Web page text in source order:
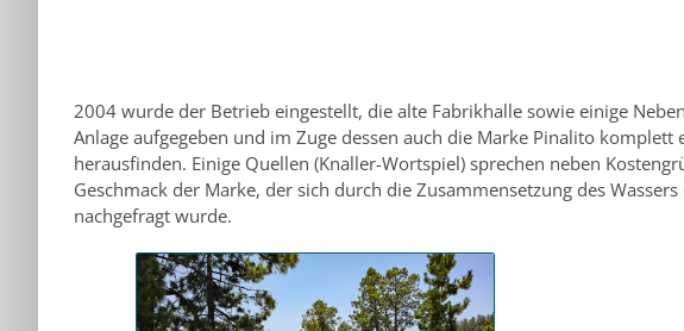
2004 wurde der Betrieb eingestellt, die alte Fabrikhalle sowie einige
Anlage aufgegeben und im Zuge dessen auch die Marke Pinalito
herausfinden. Einige Quellen (Knaller-Wortspiel) sprechen neben
Geschmack der Marke, der sich durch die Zusammensetzung des
nachgefragt wurde.